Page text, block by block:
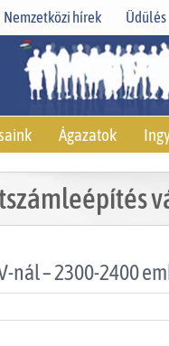
Nemzetközi hírek Üdülés
Ágazatok
nál – 2300-2400